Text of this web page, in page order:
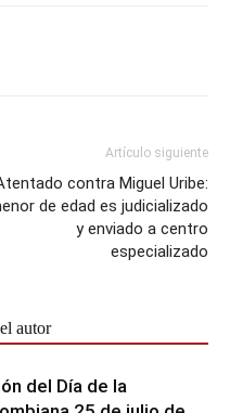
Artículo siguiente
contra Miguel Uribe:
de edad es judicializado
y enviado a centro
especializado
autor
del Día de la